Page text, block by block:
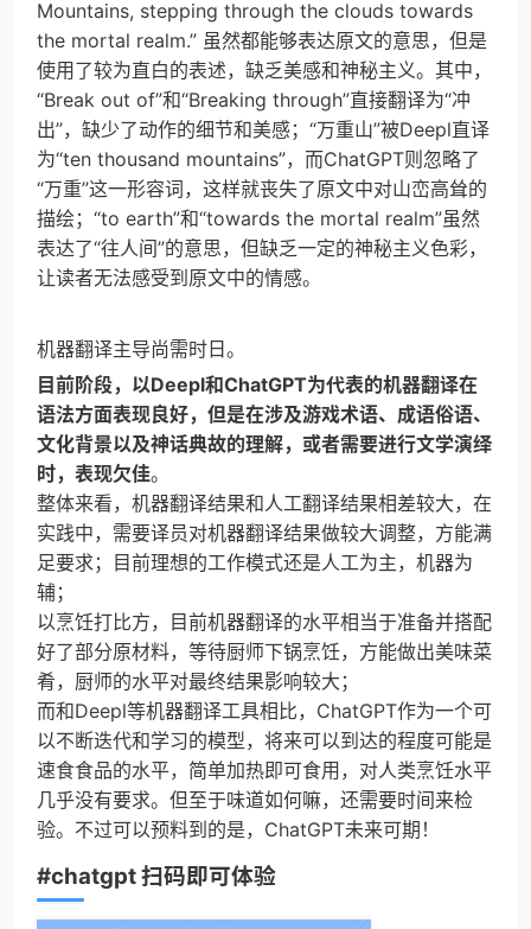
Mountains, stepping through the clouds towards
the mortal realm.” 虽然都能够表达原文的意思，但是
使用了较为直白的表述，缺乏美感和神秘主义。其中，
“Break out of”和“Breaking through”直接翻译为“冲
出”，缺少了动作的细节和美感；“万重山”被Deepl直译
为“ten thousand mountains”，而ChatGPT则忽略了
“万重”这一形容词，这样就丧失了原文中对山峦高耸的
描绘；“to earth”和“towards the mortal realm”虽然
表达了“往人间”的意思，但缺乏一定的神秘主义色彩，
让读者无法感受到原文中的情感。
机器翻译主导尚需时日。
目前阶段，以Deepl和ChatGPT为代表的机器翻译在
语法方面表现良好，但是在涉及游戏术语、成语俗语、
文化背景以及神话典故的理解，或者需要进行文学演绎
时，表现欠佳。
整体来看，机器翻译结果和人工翻译结果相差较大，在
实践中，需要译员对机器翻译结果做较大调整，方能满
足要求；目前理想的工作模式还是人工为主，机器为
辅；
以烹饪打比方，目前机器翻译的水平相当于准备并搭配
好了部分原材料，等待厨师下锅烹饪，方能做出美味菜
肴，厨师的水平对最终结果影响较大；
而和Deepl等机器翻译工具相比，ChatGPT作为一个可
以不断迭代和学习的模型，将来可以到达的程度可能是
速食食品的水平，简单加热即可食用，对人类烹饪水平
几乎没有要求。但至于味道如何嘛，还需要时间来检
验。不过可以预料到的是，ChatGPT未来可期！
#chatgpt 扫码即可体验